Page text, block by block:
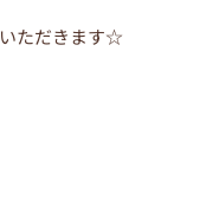
ただきます☆